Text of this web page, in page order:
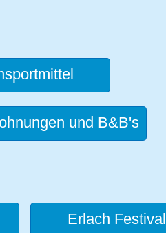
und B&B's
Erlach Festival